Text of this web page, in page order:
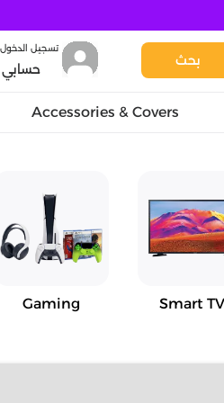
بحث
تسجيل
حسابي
Accessories & Covers
Smart
Gaming